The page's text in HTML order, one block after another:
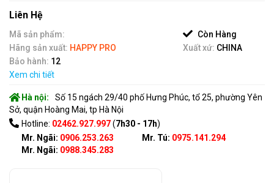
out
of
5
Liên Hệ
Mã sản phẩm:
Còn Hàng
Hãng sản xuất: HAPPY PRO Xuất xứ: CHINA
Bảo hành: 12
Xem chi tiết
Hà nội:
Số 15 ngách 29/40 phố Hưng Phúc, tổ 25, phường Yên
Sở, quận Hoàng Mai, tp Hà Nội
Hotline: 02462.927.997(7h30 - 17h)
Mr. Ngãi: 0906.253.263
Mr. Ngãi: 0988.345.283
Mr. Tú: 0975.141.294